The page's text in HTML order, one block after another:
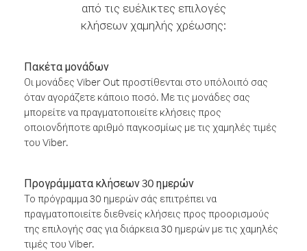
από τις ευέλικτες επιλογές
κλήσεων χαμηλής χρέωσης:
Πακέτα μονάδων
Οι μονάδες Viber Out προστίθενται στο υπόλοιπό σας
όταν αγοράζετε κάποιο ποσό. Με τις μονάδες σας
μπορείτε να πραγματοποιείτε κλήσεις προς
οποιονδήποτε αριθμό παγκοσμίως με τις χαμηλές τιμές
του Viber.
Προγράμματα κλήσεων 30 ημερών
Το πρόγραμμα 30 ημερών σάς επιτρέπει να
πραγματοποιείτε διεθνείς κλήσεις προς προορισμούς
της επιλογής σας για διάρκεια 30 ημερών με τις χαμηλές
τιμές του Viber.